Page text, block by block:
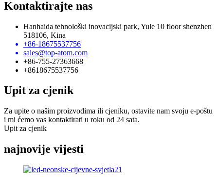
Kontaktirajte nas
Hanhaida tehnološki inovacijski park, Yule 10 floor shenzhen
518106, Kina
+86-18675537756
sales@top-atom.com
+86-755-27363668
+8618675537756
Upit za cjenik
Za upite o našim proizvodima ili cjeniku, ostavite nam svoju e-poštu
i mi ćemo vas kontaktirati u roku od 24 sata.
Upit za cjenik
najnovije vijesti